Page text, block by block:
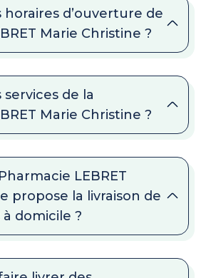
horaires d’ouverture de
Marie Christine ?
de la
Marie Christine ?
LEBRET
propose la livraison de
domicile ?